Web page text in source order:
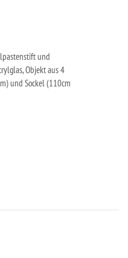
und
Objekt aus 4
und Sockel (110cm